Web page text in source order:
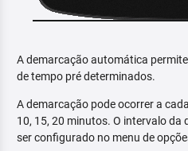
A demarcação automática
de tempo pré determinados.
A demarcação pode ocorrer a
10, 15, 20 minutos. O intervalo
ser configurado no menu de